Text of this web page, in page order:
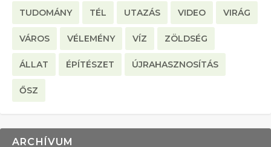
TUDOMÁNY TÉL UTAZÁS VIDEO VIRÁG
VÁROS VÉLEMÉNY VÍZ ZÖLDSÉG
ÁLLAT ÉPÍTÉSZET ÚJRAHASZNOSÍTÁS
ŐSZ
ARCHÍVUM